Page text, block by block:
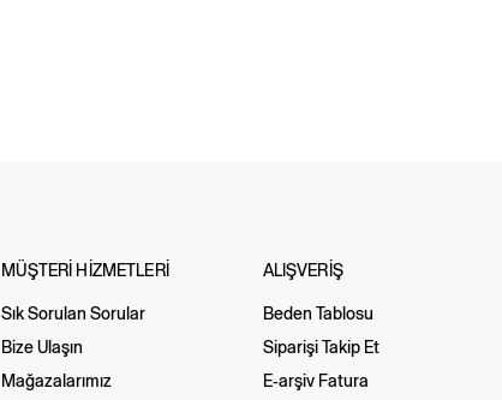
MÜŞTERİ HİZMETLERİ
Sık Sorulan Sorular
Bize Ulaşın
Mağazalarımız
ALIŞVERİŞ
Beden Tablosu
Siparişi Takip Et
E-arşiv Fatura